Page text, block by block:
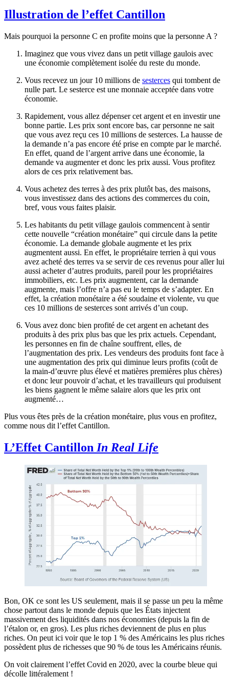
Illustration de l’effet Cantillon
Mais pourquoi la personne C en profite moins que la personne A ?
Imaginez que vous vivez dans un petit village gaulois avec
une économie complètement isolée du reste du monde.
Vous recevez un jour 10 millions de sesterces qui tombent de
nulle part. Le sesterce est une monnaie acceptée dans votre
économie.
Rapidement, vous allez dépenser cet argent et en investir une
bonne partie. Les prix sont encore bas, car personne ne sait
que vous avez reçu ces 10 millions de sesterces. La hausse de
la demande n’a pas encore été prise en compte par le marché.
En effet, quand de l’argent arrive dans une économie, la
demande va augmenter et donc les prix aussi. Vous profitez
alors de ces prix relativement bas.
Vous achetez des terres à des prix plutôt bas, des maisons,
vous investissez dans des actions des commerces du coin,
bref, vous vous faites plaisir.
Les habitants du petit village gaulois commencent à sentir
cette nouvelle “création monétaire” qui circule dans la petite
économie. La demande globale augmente et les prix
augmentent aussi. En effet, le propriétaire terrien à qui vous
avez acheté des terres va se servir de ces revenus pour aller lui
aussi acheter d’autres produits, pareil pour les propriétaires
immobiliers, etc. Les prix augmentent, car la demande
augmente, mais l’offre n’a pas eu le temps de s’adapter. En
effet, la création monétaire a été soudaine et violente, vu que
ces 10 millions de sesterces sont arrivés d’un coup.
Vous avez donc bien profité de cet argent en achetant des
produits à des prix plus bas que les prix actuels. Cependant,
les personnes en fin de chaîne souffrent, elles, de
l’augmentation des prix. Les vendeurs des produits font face à
une augmentation des prix qui diminue leurs profits (coût de
la main-d’œuvre plus élevé et matières premières plus chères)
et donc leur pouvoir d’achat, et les travailleurs qui produisent
les biens gagnent le même salaire alors que les prix ont
augmenté…
Plus vous êtes près de la création monétaire, plus vous en profitez,
comme nous dit l’effet Cantillon.
L’Effet Cantillon In Real Life
Bon, OK ce sont les US seulement, mais il se passe un peu la même
chose partout dans le monde depuis que les États injectent
massivement des liquidités dans nos économies (depuis la fin de
l’étalon or, en gros). Les plus riches deviennent de plus en plus
riches. On peut ici voir que le top 1 % des Américains les plus riches
possèdent plus de richesses que 90 % de tous les Américains réunis.
On voit clairement l’effet Covid en 2020, avec la courbe bleue qui
décolle littéralement !